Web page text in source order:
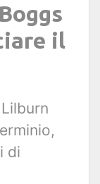
il
di